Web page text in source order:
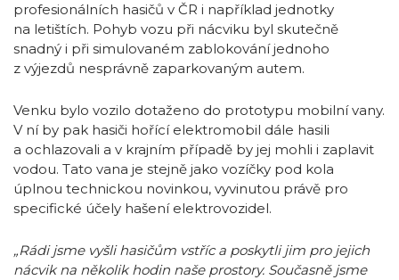
profesionálních hasičů v ČR i například jednotky
na letištích. Pohyb vozu při nácviku byl skutečně
snadný i při simulovaném zablokování jednoho
z výjezdů nesprávně zaparkovaným autem.
Venku bylo vozilo dotaženo do prototypu mobilní vany.
V ní by pak hasiči hořící elektromobil dále hasili
a ochlazovali a v krajním případě by jej mohli i zaplavit
vodou. Tato vana je stejně jako vozíčky pod kola
úplnou technickou novinkou, vyvinutou právě pro
specifické účely hašení elektrovozidel.
„Rádi jsme vyšli hasičům vstříc a poskytli jim pro jejich
nácvik na několik hodin naše prostory. Současně jsme